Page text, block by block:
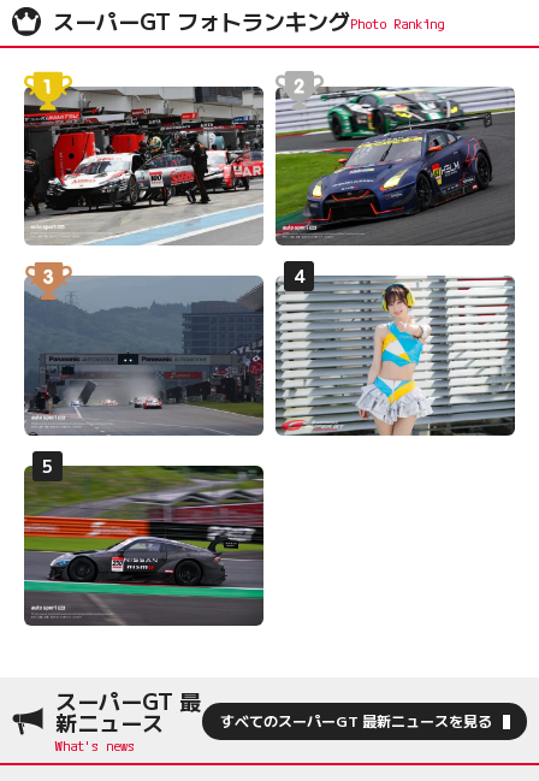
スーパーGT フォトランキング
スーパーGT 最
新ニュース すべてのスーパーGT 最新ニュースを見る